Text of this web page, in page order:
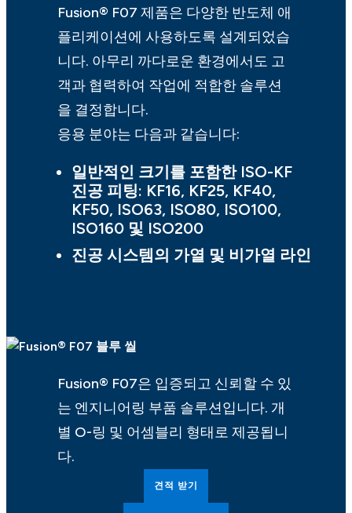
Fusion® F07 제품은 다양한 반도체 애
플리케이션에 사용하도록 설계되었습
니다. 아무리 까다로운 환경에서도 고
객과 협력하여 작업에 적합한 솔루션
을 결정합니다.
응용 분야는 다음과 같습니다:
일반적인 크기를 포함한 ISO-KF
진공 피팅: KF16, KF25, KF40,
KF50, ISO63, ISO80, ISO100,
ISO160 및 ISO200
진공 시스템의 가열 및 비가열 라인
Fusion® F07은 입증되고 신뢰할 수 있
는 엔지니어링 부품 솔루션입니다. 개
별 O-링 및 어셈블리 형태로 제공됩니
다.
견적 받기